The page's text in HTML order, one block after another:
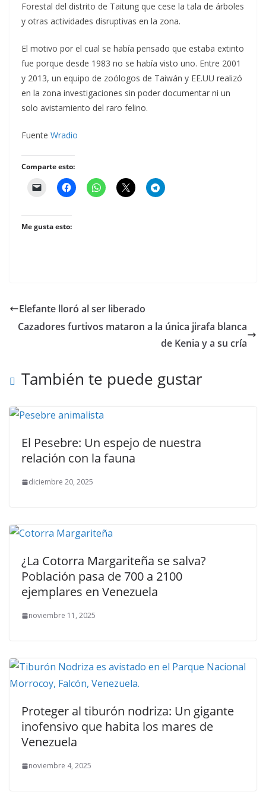
Forestal del distrito de Taitung que cese la tala de árboles
y otras actividades disruptivas en la zona.
El motivo por el cual se había pensado que estaba extinto
fue porque desde 1983 no se había visto uno. Entre 2001
y 2013, un equipo de zoólogos de Taiwán y EE.UU realizó
en la zona investigaciones sin poder documentar ni un
solo avistamiento del raro felino.
Fuente Wradio
Comparte esto:
Me gusta esto:
Elefante lloró al ser liberado
Cazadores furtivos mataron a la única jirafa blanca
de Kenia y a su cría
También te puede gustar
El Pesebre: Un espejo de nuestra
relación con la fauna
diciembre 20, 2025
¿La Cotorra Margariteña se salva?
Población pasa de 700 a 2100
ejemplares en Venezuela
noviembre 11, 2025
Proteger al tiburón nodriza: Un gigante
inofensivo que habita los mares de
Venezuela
noviembre 4, 2025